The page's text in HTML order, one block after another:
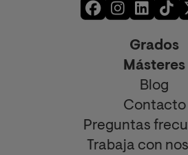
Grados
Másteres
Blog
Contacto
Preguntas
Trabaja con